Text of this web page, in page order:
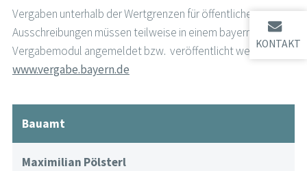
KONTAKT
Vergaben unterhalb der Wertgrenzen für öffentliche
Ausschreibungen müssen teilweise in einem bayernweiten
Vergabemodul angemeldet bzw. veröffentlicht werden.
www.vergabe.bayern.de
Bauamt
Maximilian Pölsterl